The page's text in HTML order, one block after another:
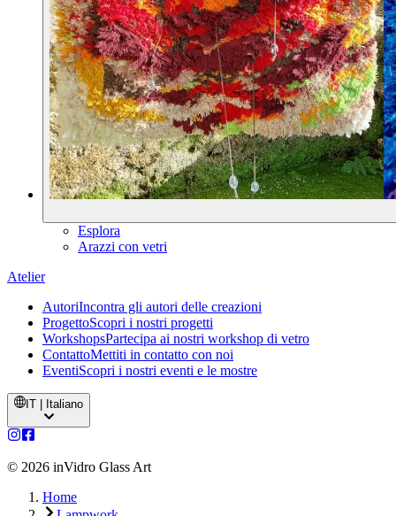
Esplora
Arazzi con vetri
Atelier
AutoriIncontra gli autori delle creazioni
ProgettoScopri i nostri progetti
WorkshopsPartecipa ai nostri workshop di vetro
ContattoMettiti in contatto con noi
EventiScopri i nostri eventi e le mostre
IT | Italiano
© 2026 inVidro Glass Art
Home